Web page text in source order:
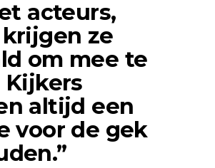
acteurs,
ze
om mee te
Kijkers
altijd een
voor de gek